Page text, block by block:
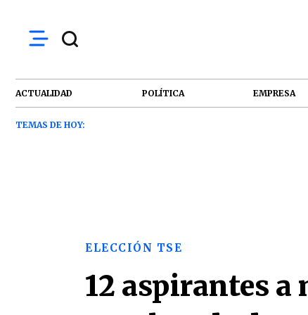
ACTUALIDAD POLÍTICA EMPRESA
TEMAS DE HOY:
ELECCIÓN TSE
12 aspirantes